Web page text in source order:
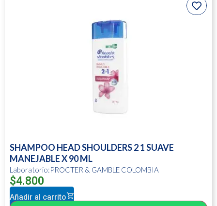
SHAMPOO HEAD SHOULDERS 2 1 SUAVE
MANEJABLE X 90 ML
Laboratorio:PROCTER & GAMBLE COLOMBIA
$4.800
Añadir al carrito